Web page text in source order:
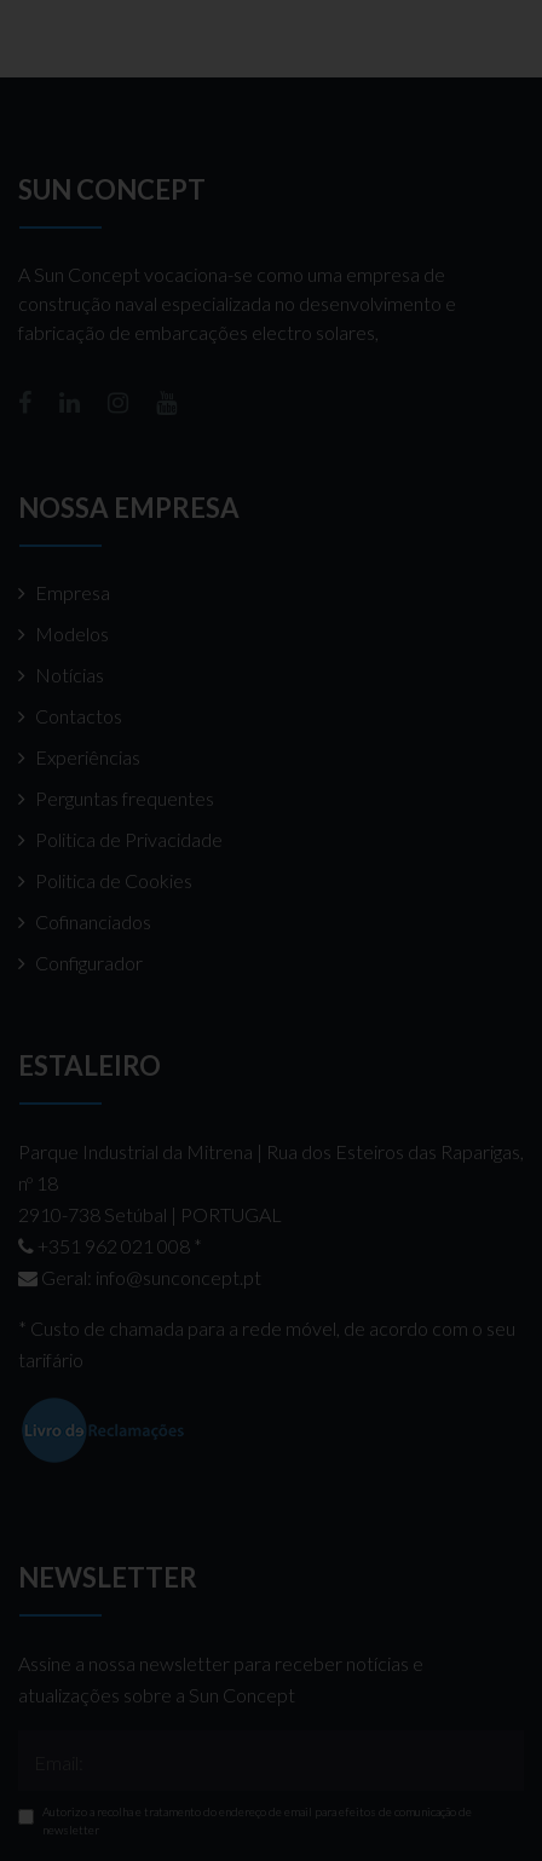
SUN CONCEPT
A Sun Concept vocaciona-se como uma empresa de
construção naval especializada no desenvolvimento e
fabricação de embarcações electro solares,
NOSSA EMPRESA
Empresa
Modelos
Notícias
Contactos
Experiências
Perguntas frequentes
Politica de Privacidade
Politica de Cookies
Cofinanciados
Configurador
ESTALEIRO
Parque Industrial da Mitrena | Rua dos Esteiros das Raparigas,
nº 18
2910-738 Setúbal | PORTUGAL
+351 962 021 008 *
Geral: info@sunconcept.pt
* Custo de chamada para a rede móvel, de acordo com o seu
tarifário
NEWSLETTER
Assine a nossa newsletter para receber notícias e
atualizações sobre a Sun Concept
Autorizo a recolha e tratamento do endereço de email para efeitos de comunicação de
newsletter